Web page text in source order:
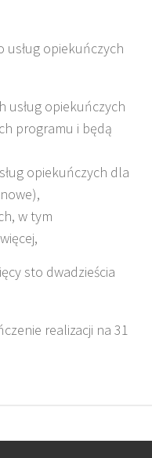
opiekuńczych
usług opiekuńczych
programu i będą
opiekuńczych dla
w tym
sto dwadzieścia
realizacji na 31